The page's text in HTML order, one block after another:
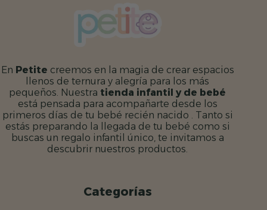
En Petite creemos en la magia de crear espacios
llenos de ternura y alegría para los más
pequeños. Nuestra tienda infantil y de bebé
está pensada para acompañarte desde los
primeros días de tu bebé recién nacido . Tanto si
estás preparando la llegada de tu bebé como si
buscas un regalo infantil único, te invitamos a
descubrir nuestros productos.
Categorías